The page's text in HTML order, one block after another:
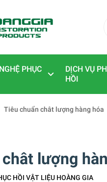
PHỤC
DỊCH VỤ
HỒI
Tiêu chuẩn chât lượng hàng hóa
lượng
HỒI VẬT LIỆU HOÀNG GIA